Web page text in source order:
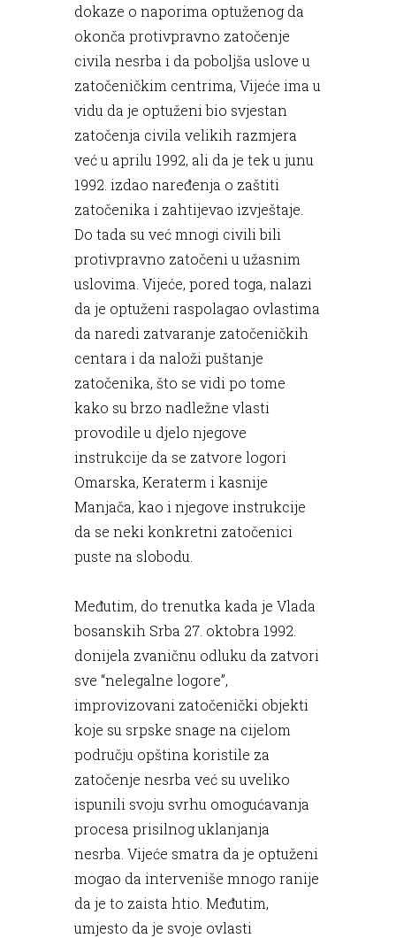
dokaze o naporima optuženog da
okonča protivpravno zatočenje
civila nesrba i da poboljša uslove u
zatočeničkim centrima, Vijeće ima u
vidu da je optuženi bio svjestan
zatočenja civila velikih razmjera
već u aprilu 1992, ali da je tek u junu
1992. izdao naređenja o zaštiti
zatočenika i zahtijevao izvještaje.
Do tada su već mnogi civili bili
protivpravno zatočeni u užasnim
uslovima. Vijeće, pored toga, nalazi
da je optuženi raspolagao ovlastima
da naredi zatvaranje zatočeničkih
centara i da naloži puštanje
zatočenika, što se vidi po tome
kako su brzo nadležne vlasti
provodile u djelo njegove
instrukcije da se zatvore logori
Omarska, Keraterm i kasnije
Manjača, kao i njegove instrukcije
da se neki konkretni zatočenici
puste na slobodu.
Međutim, do trenutka kada je Vlada
bosanskih Srba 27. oktobra 1992.
donijela zvaničnu odluku da zatvori
sve “nelegalne logore”,
improvizovani zatočenički objekti
koje su srpske snage na cijelom
području opština koristile za
zatočenje nesrba već su uveliko
ispunili svoju svrhu omogućavanja
procesa prisilnog uklanjanja
nesrba. Vijeće smatra da je optuženi
mogao da interveniše mnogo ranije
da je to zaista htio. Međutim,
umjesto da je svoje ovlasti